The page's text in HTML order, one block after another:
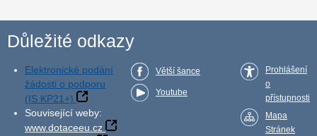
Důležité odkazy
Elektronické podání
žádosti o podporu
(IS KP21+)
Související weby:
www.dotaceeu.cz
Větší šance
Youtube
Prohlášení
o
přístupnosti
Mapa
Stránek